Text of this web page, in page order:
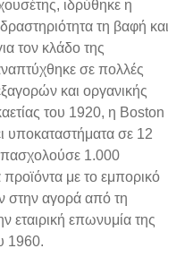
ιδρύθηκε η
τη βαφή και
τον κλάδο της
σε πολλές
και οργανικής
του 1920, η Boston
υποκαταστήματα σε 12
1.000
προϊόντα με το εμπορικό
στην αγορά από τη
εταιρική επωνυμία της
1960.